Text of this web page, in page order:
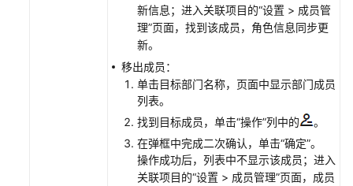
新信息；进入关联项目的“设置 > 成员管
理”页面，找到该成员，角色信息同步更
新。
移出成员：
单击目标部门名称，页面中显示部门成员
列表。
找到目标成员，单击“操作”列中的
。
在弹框中完成二次确认，单击“确定”。
操作成功后，列表中不显示该成员；进入
关联项目的“设置 > 成员管理”页面，成员